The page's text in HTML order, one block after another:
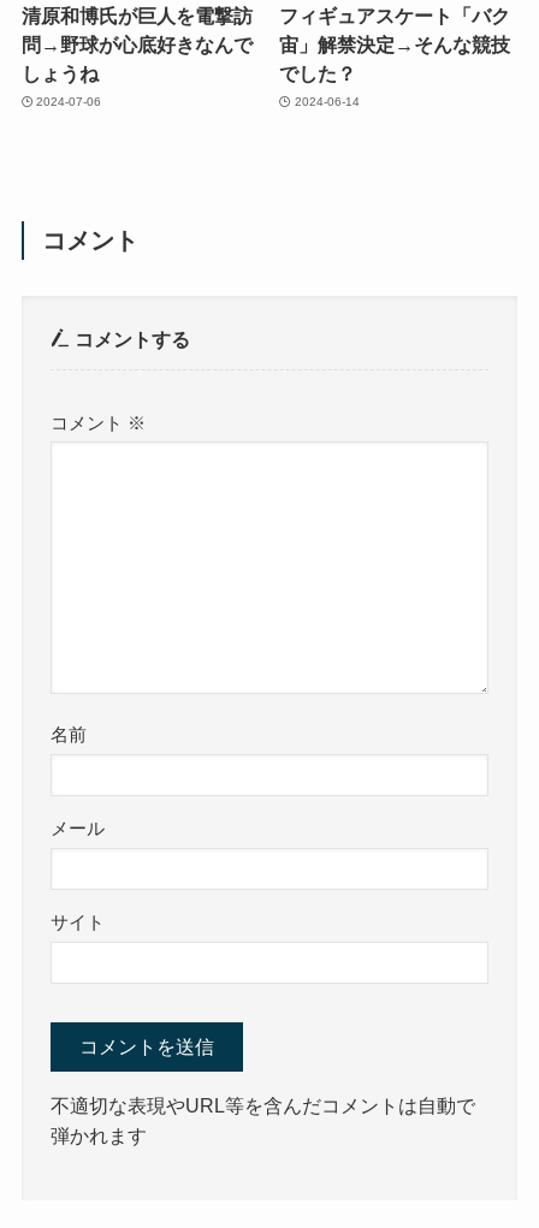
清原和博氏が巨人を電撃訪
問→野球が心底好きなんで
しょうね
2024-07-06
フィギュアスケート「バク
宙」解禁決定→そんな競技
でした？
2024-06-14
コメント
コメントする
コメント ※
名前
メール
サイト
不適切な表現やURL等を含んだコメントは自動で
弾かれます